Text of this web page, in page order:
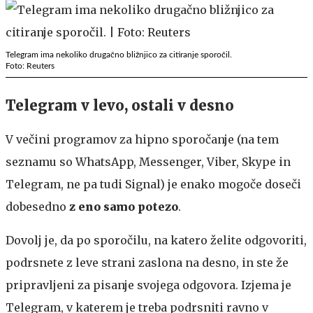
Telegram ima nekoliko drugačno bližnjico za citiranje sporočil.
Foto: Reuters
Telegram v levo, ostali v desno
V večini programov za hipno sporočanje (na tem
seznamu so WhatsApp, Messenger, Viber, Skype in
Telegram, ne pa tudi Signal) je enako mogoče doseči
dobesedno z eno samo potezo.
Dovolj je, da po sporočilu, na katero želite odgovoriti,
podrsnete z leve strani zaslona na desno, in ste že
pripravljeni za pisanje svojega odgovora. Izjema je
Telegram, v katerem je treba podrsniti ravno v